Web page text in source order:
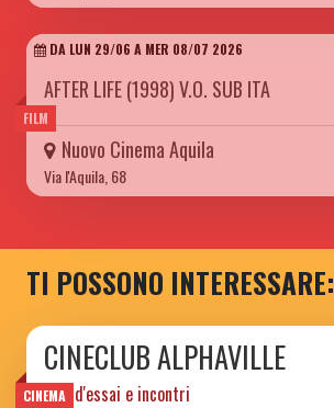
FILM
DA LUN 29/06 A MER 08/07 2026
AFTER LIFE (1998) V.O. SUB ITA
Nuovo Cinema Aquila
Via l'Aquila, 68
TI POSSONO INTERESSARE:
CINEMA
CINECLUB ALPHAVILLE
film d'essai e incontri